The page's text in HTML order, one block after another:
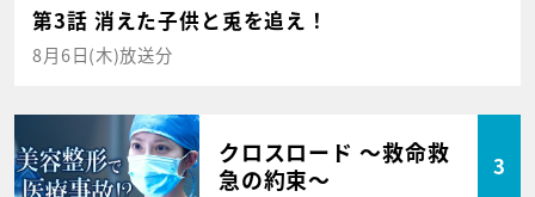
第3話 消えた子供と兎を追え！
8月6日(木)放送分
クロスロード ～救命救
急の約束～
3